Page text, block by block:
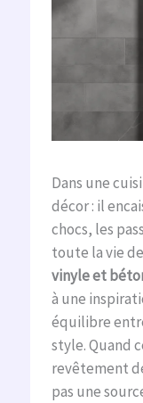
Dans une
décor : il
chocs, les
toute la vie
vinyle et
à une
équilibre
style. Quand
revêtement
pas une